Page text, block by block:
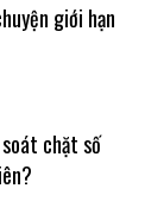
giới hạn
chặt số